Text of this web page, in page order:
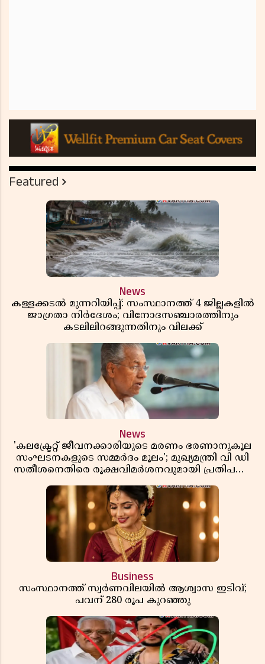
Featured
News
കള്ളക്കടൽ മുന്നറിയിപ്പ്: സംസ്ഥാനത്ത് 4 ജില്ലകളിൽ
ജാഗ്രതാ നിർദേശം; വിനോദസഞ്ചാരത്തിനും
കടലിലിറങ്ങുന്നതിനും വിലക്ക്
News
'കലക്ട്രേറ്റ് ജീവനക്കാരിയുടെ മരണം ഭരണാനുകൂല
സംഘടനകളുടെ സമ്മർദം മൂലം'; മുഖ്യമന്ത്രി വി ഡി
സതീശനെതിരെ രൂക്ഷവിമർശനവുമായി പ്രതിപക്ഷ
Business
സംസ്ഥാനത്ത് സ്വര്‍ണവിലയില്‍ ആശ്വാസ ഇടിവ്;
പവന് 280 രൂപ കുറഞ്ഞു